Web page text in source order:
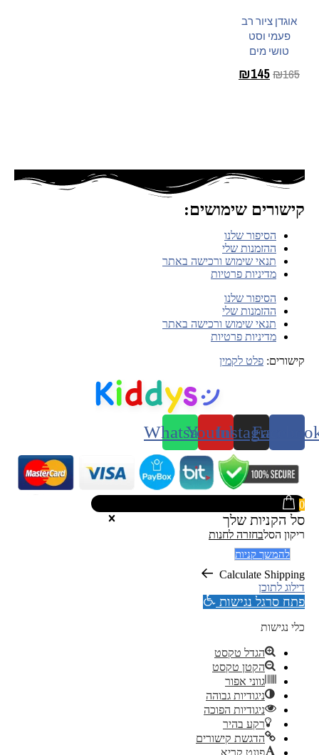
אוגדן ציור רב
פעמי וסט
טושי מים
₪165
₪145
קישורים שימושים:
הסיפור שלנו
ההזמנות שלי
תנאי שימוש ורכישה באתר
מדיניות פרטיות
הסיפור שלנו
ההזמנות שלי
תנאי שימוש ורכישה באתר
מדיניות פרטיות
קישורים: פלט לקמין
Instagram
Youtube
Whatsapp
0
סל הקניות שלך
ריקון הסלבחזרה לחנות
להמשך קניות
Calculate Shipping
דילוג לתוכן
פתח סרגל נגישות
כלי נגישות
הגדל טקסט
הקטן טקסט
גווני אפור
ניגודיות גבוהה
ניגודיות הפוכה
רקע בהיר
הדגשת קישורים
פונט קריא